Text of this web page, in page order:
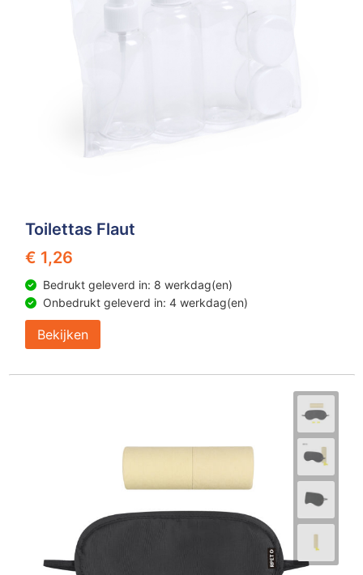
Toilettas Flaut
€ 1,26
Bedrukt geleverd in: 8 werkdag(en)
Onbedrukt geleverd in: 4 werkdag(en)
Bekijken